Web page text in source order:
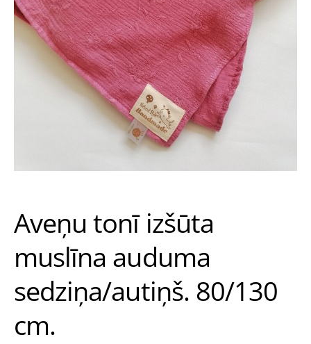
Aveņu tonī izšūta
muslīna auduma
sedziņa/autiņš. 80/130
cm.